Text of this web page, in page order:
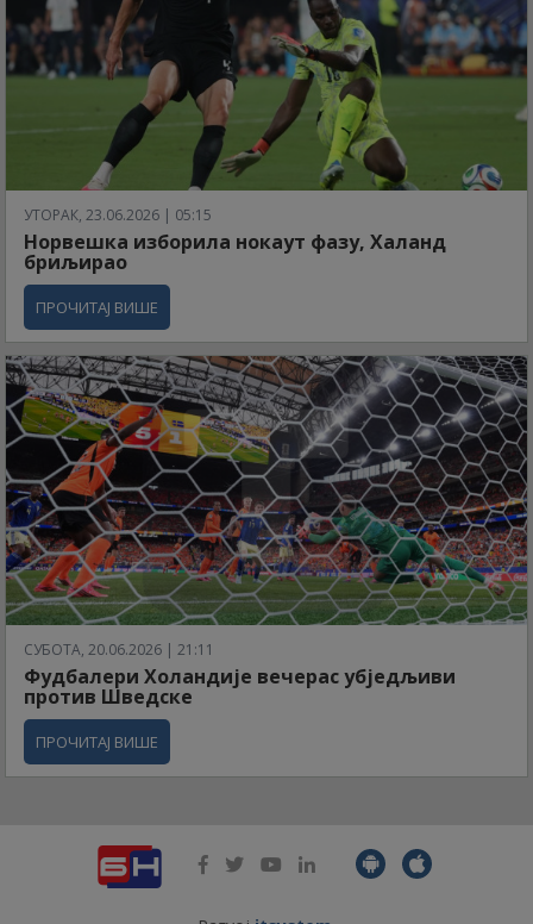
УТОРАК, 23.06.2026 | 05:15
Норвешка изборила нокаут фазу, Халанд
бриљирао
ПРОЧИТАЈ ВИШЕ
СУБОТА, 20.06.2026 | 21:11
Фудбалери Холандије вечерас убједљиви
против Шведске
ПРОЧИТАЈ ВИШЕ